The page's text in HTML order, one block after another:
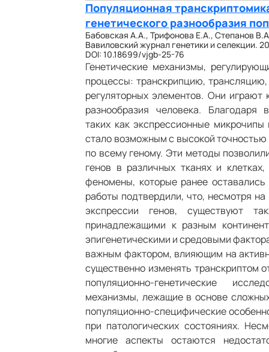
Популяционная
генетического разнообразия
Бабовская А.А., Трифонова Е.А., Степанов
Вавиловский журнал генетики и селекции.
DOI: 10.18699/vjgb-25-76
Генетические механизмы,
процессы: транскрипцию,
регуляторных элементов. Они
разнообразия человека. Благодаря
таких как экспрессионные
стало возможным с высокой точностью
по всему геному. Эти методы
генов в различных тканях и
феномены, которые ранее
работы подтвердили, что, несмотря
экспрессии генов, существуют
принадлежащими к разным
эпигенетическими и средовыми
важным фактором, влияющим на
существенно изменять транскриптом
популяционно-генетические
механизмы, лежащие в основе
популяционно-специфические
при патологических состояниях.
многие аспекты остаются